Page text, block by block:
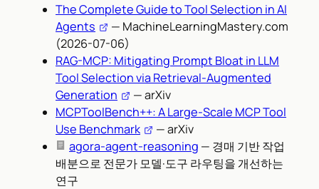
The Complete Guide to Tool Selection in AI
Agents
— MachineLearningMastery.com
(2026-07-06)
RAG-MCP: Mitigating Prompt Bloat in LLM
Tool Selection via Retrieval-Augmented
Generation
— arXiv
MCPToolBench++: A Large-Scale MCP Tool
Use Benchmark
— arXiv
agora-agent-reasoning — 경매 기반 작업
배분으로 전문가 모델·도구 라우팅을 개선하는
연구